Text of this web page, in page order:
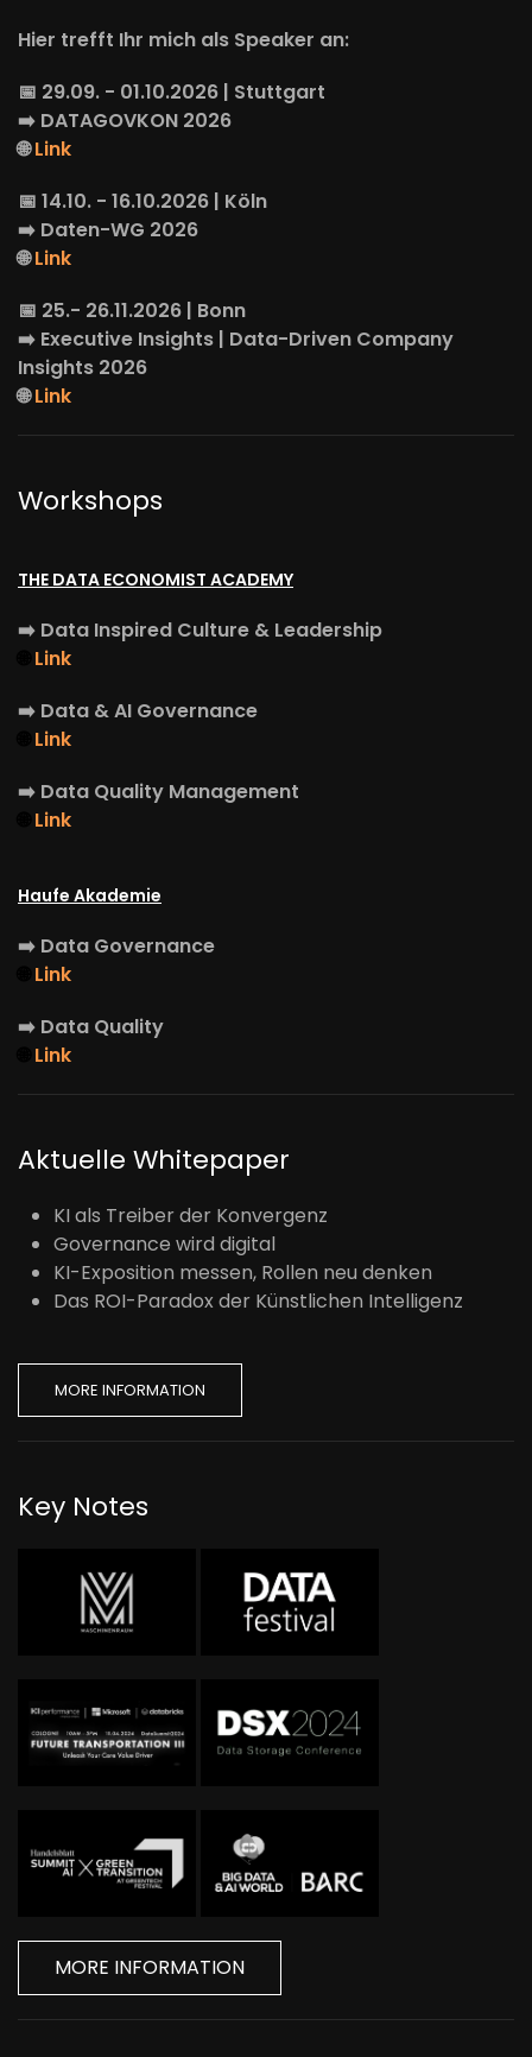
Hier trefft Ihr mich als Speaker an:
📅 29.09. - 01.10.2026 | Stuttgart
➡️ DATAGOVKON 2026
🌐Link
📅 14.10. - 16.10.2026 | Köln
➡️ Daten-WG 2026
🌐Link
📅 25.- 26.11.2026 | Bonn
➡️ Executive Insights | Data-Driven Company
Insights 2026
🌐Link
Workshops
THE DATA ECONOMIST ACADEMY
➡️ Data Inspired Culture & Leadership
Link
➡️ Data & AI Governance
Link
➡️ Data Quality Management
Link
Haufe Akademie
➡️ Data Governance
Link
➡️ Data Quality
Link
Aktuelle Whitepaper
KI als Treiber der Konvergenz
Governance wird digital
KI-Exposition messen, Rollen neu denken
Das ROI-Paradox der Künstlichen Intelligenz
MORE INFORMATION
Key Notes
MORE INFORMATION